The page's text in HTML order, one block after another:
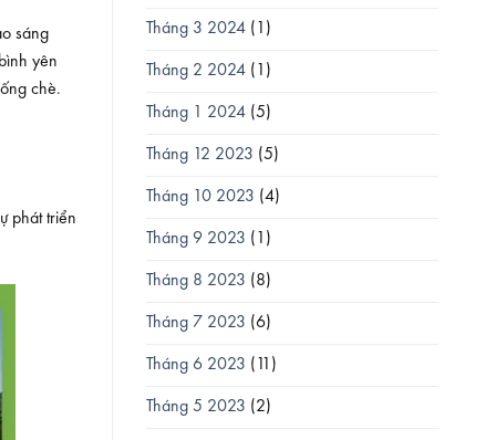
sáng
yên
chè.
phát triển
Tháng 3 2024 (1)
Tháng 2 2024 (1)
Tháng 1 2024 (5)
Tháng 12 2023 (5)
Tháng 10 2023 (4)
Tháng 9 2023 (1)
Tháng 8 2023 (8)
Tháng 7 2023 (6)
Tháng 6 2023 (11)
Tháng 5 2023 (2)